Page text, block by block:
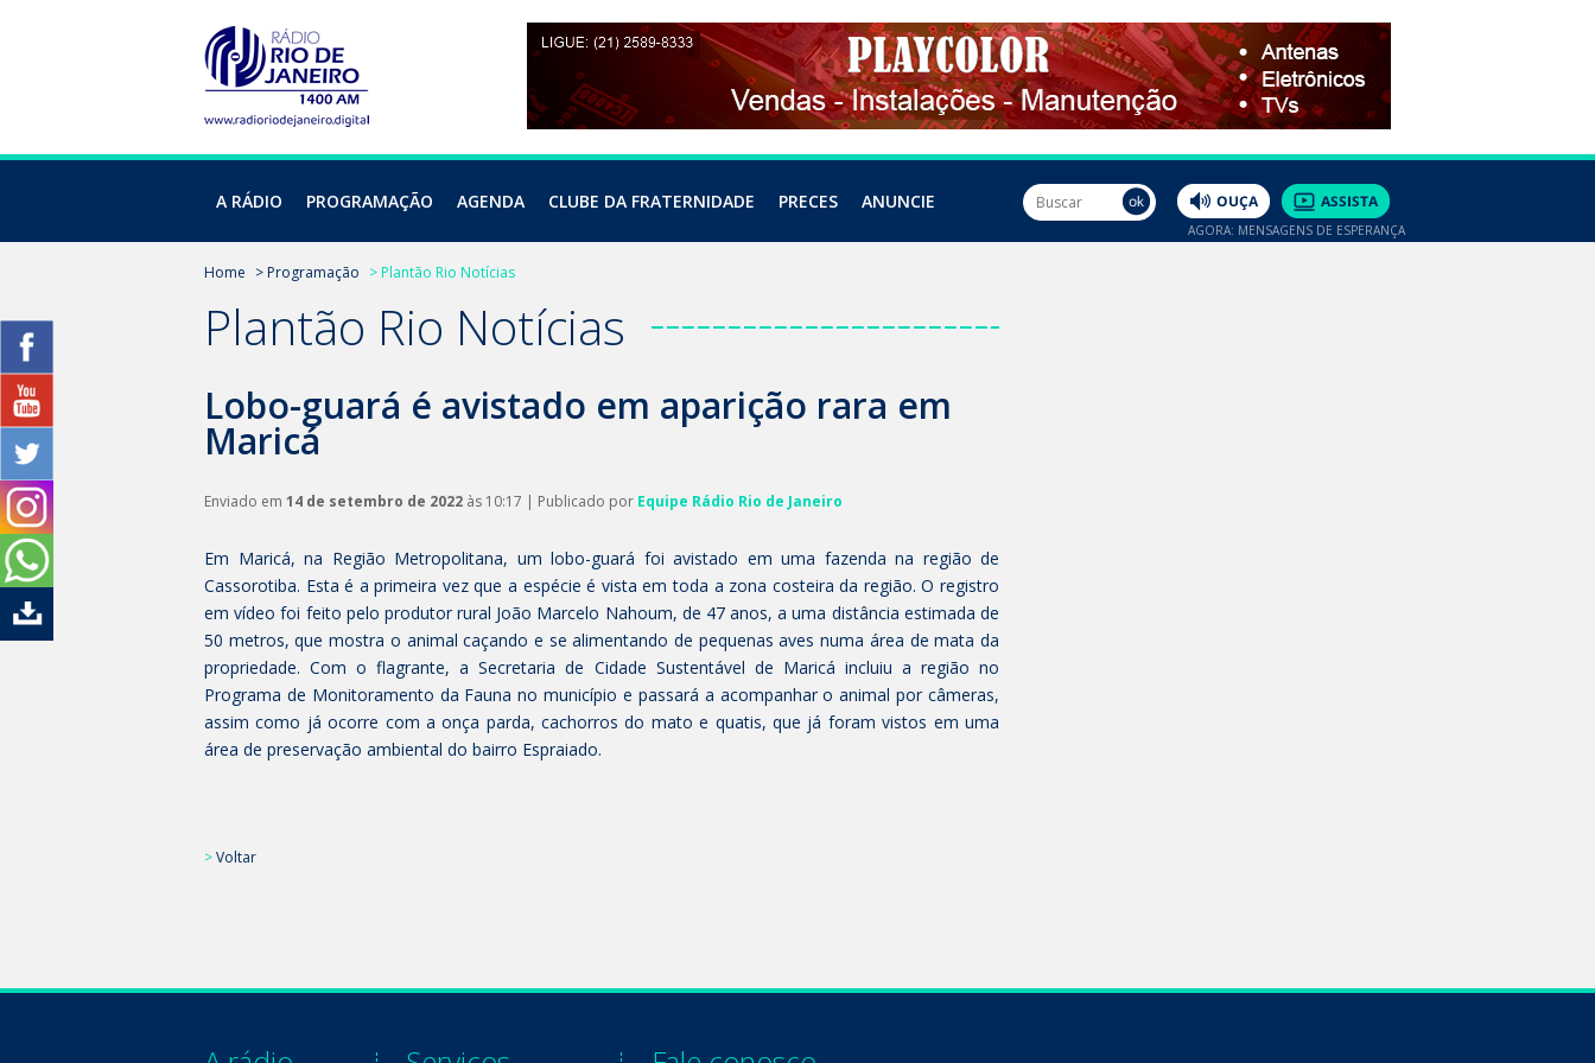
A RÁDIO PROGRAMAÇÃO AGENDA CLUBE DA FRATERNIDADE PRECES ANUNCIE
AGORA: MENSAGENS DE ESPERANÇA
Home > Programação > Plantão Rio Notícias
Plantão Rio Notícias
Lobo-guará é avistado em aparição rara em
Maricá
Enviado em 14 de setembro de 2022 às 10:17 | Publicado por Equipe Rádio Rio de Janeiro
Em Maricá, na Região Metropolitana, um lobo-guará foi avistado em uma fazenda na região de
Cassorotiba. Esta é a primeira vez que a espécie é vista em toda a zona costeira da região. O registro
em vídeo foi feito pelo produtor rural João Marcelo Nahoum, de 47 anos, a uma distância estimada de
50 metros, que mostra o animal caçando e se alimentando de pequenas aves numa área de mata da
propriedade. Com o flagrante, a Secretaria de Cidade Sustentável de Maricá incluiu a região no
Programa de Monitoramento da Fauna no município e passará a acompanhar o animal por câmeras,
assim como já ocorre com a onça parda, cachorros do mato e quatis, que já foram vistos em uma
área de preservação ambiental do bairro Espraiado.
>Voltar